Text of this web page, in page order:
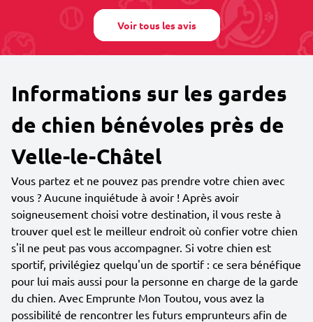
Voir tous les avis
Informations sur les gardes
de chien bénévoles près de
Velle-le-Châtel
Vous partez et ne pouvez pas prendre votre chien avec
vous ? Aucune inquiétude à avoir ! Après avoir
soigneusement choisi votre destination, il vous reste à
trouver quel est le meilleur endroit où confier votre chien
s'il ne peut pas vous accompagner. Si votre chien est
sportif, privilégiez quelqu'un de sportif : ce sera bénéfique
pour lui mais aussi pour la personne en charge de la garde
du chien. Avec Emprunte Mon Toutou, vous avez la
possibilité de rencontrer les futurs emprunteurs afin de